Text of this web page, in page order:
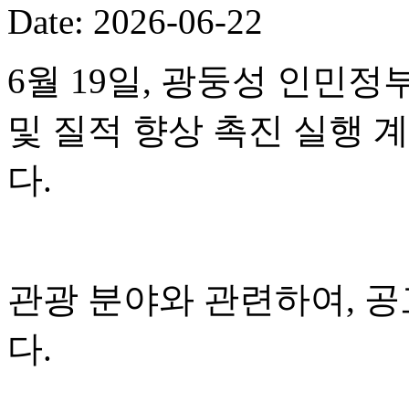
Date: 2026-06-22
6월 19일, 광둥성 인민정
및 질적 향상 촉진 실행
다.
관광 분야와 관련하여,
다.